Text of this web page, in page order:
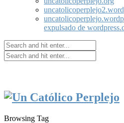
expulsado de
Browsing Tag